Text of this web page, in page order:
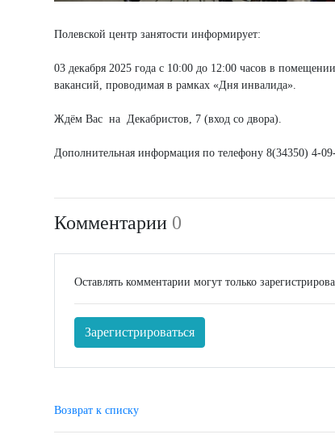
Полевской центр занятости информирует:
03 декабря 2025 года с 10:00 до 12:00 часов в
вакансий, проводимая в рамках «Дня инвалида».
Ждём Вас на Декабристов, 7 (вход со двора).
Дополнительная информация по телефону 8(34350) 4-
Комментарии 0
Оставлять комментарии могут только
Зарегистрироваться
Возврат к списку